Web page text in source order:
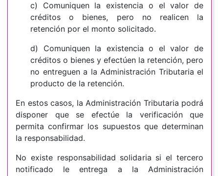
c) Comuniquen la existencia o el valor de
créditos o bienes, pero no realicen la
retención por el monto solicitado.
d) Comuniquen la existencia o el valor de
créditos o bienes y efectúen la retención, pero
no entreguen a la Administración Tributaria el
producto de la retención.
En estos casos, la Administración Tributaria podrá
disponer que se efectúe la verificación que
permita confirmar los supuestos que determinan
la responsabilidad.
No existe responsabilidad solidaria si el tercero
notificado le entrega a la Administración